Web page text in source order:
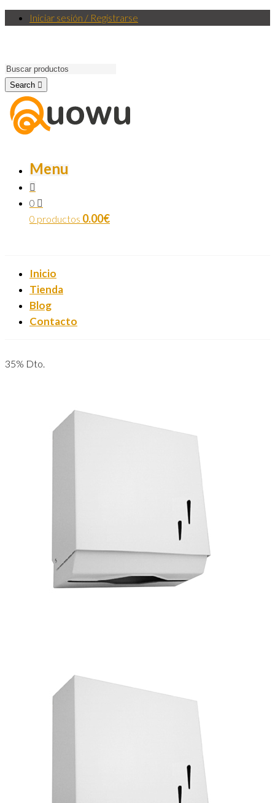
Iniciar sesión / Registrarse
Search
Menu
0
0 productos 0.00€
Inicio
Tienda
Blog
Contacto
35% Dto.